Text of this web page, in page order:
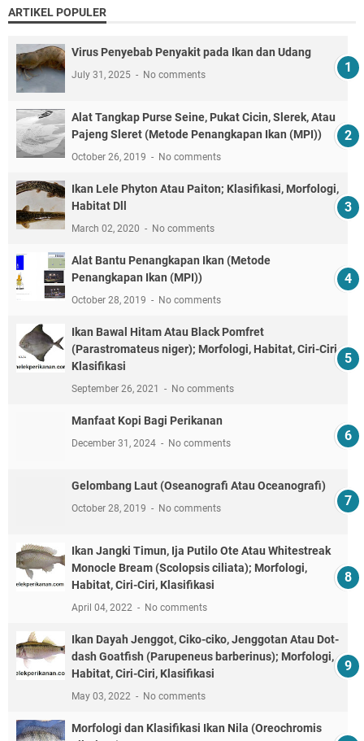
ARTIKEL POPULER
Virus Penyebab Penyakit pada Ikan dan Udang
July 31, 2025 No comments
Alat Tangkap Purse Seine, Pukat Cicin, Slerek, Atau
Pajeng Sleret (Metode Penangkapan Ikan (MPI))
October 26, 2019 No comments
Ikan Lele Phyton Atau Paiton; Klasifikasi, Morfologi,
Habitat Dll
March 02, 2020 No comments
Alat Bantu Penangkapan Ikan (Metode
Penangkapan Ikan (MPI))
October 28, 2019 No comments
Ikan Bawal Hitam Atau Black Pomfret
(Parastromateus niger); Morfologi, Habitat, Ciri-Ciri,
Klasifikasi
September 26, 2021 No comments
Manfaat Kopi Bagi Perikanan
December 31, 2024 No comments
Gelombang Laut (Oseanografi Atau Oceanografi)
October 28, 2019 No comments
Ikan Jangki Timun, Ija Putilo Ote Atau Whitestreak
Monocle Bream (Scolopsis ciliata); Morfologi,
Habitat, Ciri-Ciri, Klasifikasi
April 04, 2022 No comments
Ikan Dayah Jenggot, Ciko-ciko, Jenggotan Atau Dot-
dash Goatfish (Parupeneus barberinus); Morfologi,
Habitat, Ciri-Ciri, Klasifikasi
May 03, 2022 No comments
Morfologi dan Klasifikasi Ikan Nila (Oreochromis